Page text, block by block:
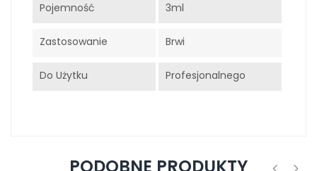
Pojemność 3ml
Zastosowanie Brwi
Do Użytku Profesjonalnego